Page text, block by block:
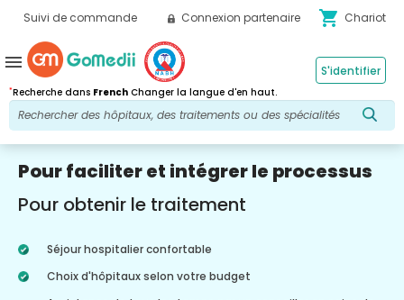
Suivi de commande Connexion partenaire shopping_cart Chariot
*Recherche dans French Changer la langue d'en haut.
S'identifier
menu
Pour faciliter et intégrer le processus
Pour obtenir le traitement
Séjour hospitalier confortable
Choix d'hôpitaux selon votre budget